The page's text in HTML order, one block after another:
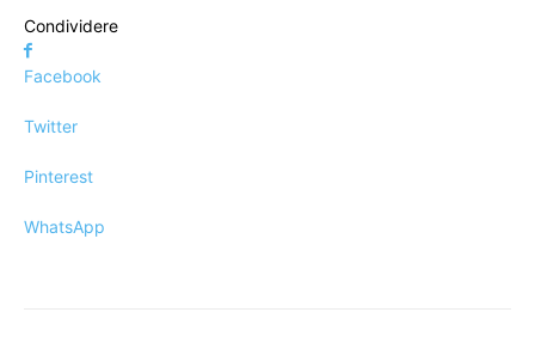
Condividere
Facebook
Twitter
Pinterest
WhatsApp